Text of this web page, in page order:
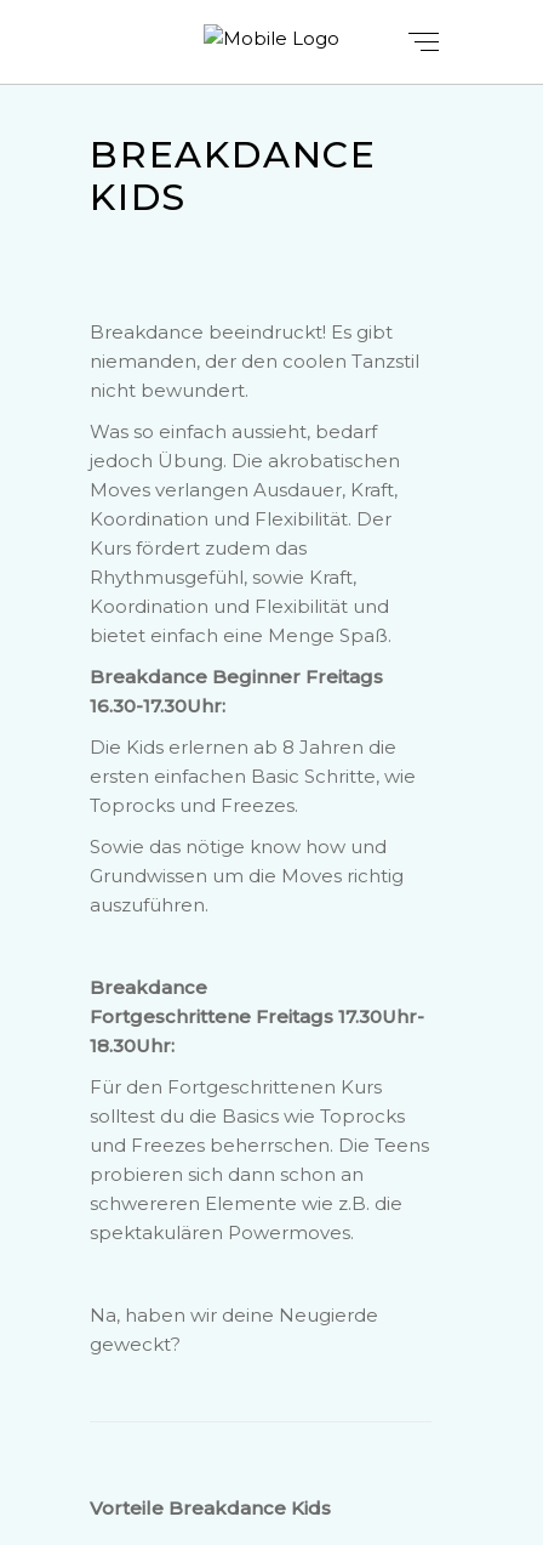
BREAKDANCE
KIDS
Breakdance beeindruckt! Es gibt
niemanden, der den coolen Tanzstil
nicht bewundert.
Was so einfach aussieht, bedarf
jedoch Übung. Die akrobatischen
Moves verlangen Ausdauer, Kraft,
Koordination und Flexibilität. Der
Kurs fördert zudem das
Rhythmusgefühl, sowie Kraft,
Koordination und Flexibilität und
bietet einfach eine Menge Spaß.
Breakdance Beginner Freitags
16.30-17.30Uhr:
Die Kids erlernen ab 8 Jahren die
ersten einfachen Basic Schritte, wie
Toprocks und Freezes.
Sowie das nötige know how und
Grundwissen um die Moves richtig
auszuführen.
Breakdance
Fortgeschrittene Freitags 17.30Uhr-
18.30Uhr:
Für den Fortgeschrittenen Kurs
solltest du die Basics wie Toprocks
und Freezes beherrschen. Die Teens
probieren sich dann schon an
schwereren Elemente wie z.B. die
spektakulären Powermoves.
Na, haben wir deine Neugierde
geweckt?
Vorteile Breakdance Kids